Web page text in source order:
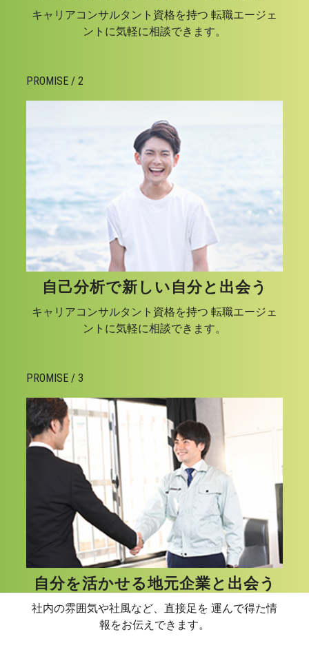
キャリアコンサルタント資格を持つ 転職エージェ
ントに気軽に相談できます。
PROMISE / 2
自己分析で新しい自分と出会う
キャリアコンサルタント資格を持つ 転職エージェ
ントに気軽に相談できます。
PROMISE / 3
自分を活かせる地元企業と出会う
社内の雰囲気や社風など、直接足を 運んで得た情
報をお伝えできます。